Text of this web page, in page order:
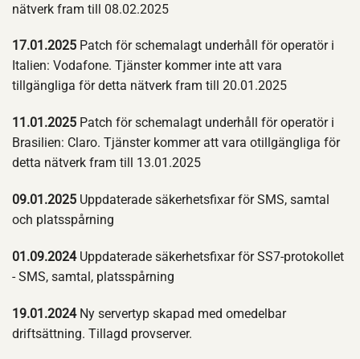
nätverk fram till 08.02.2025
17.01.2025 Patch för schemalagt underhåll för operatör i
Italien: Vodafone. Tjänster kommer inte att vara
tillgängliga för detta nätverk fram till 20.01.2025
11.01.2025 Patch för schemalagt underhåll för operatör i
Brasilien: Claro. Tjänster kommer att vara otillgängliga för
detta nätverk fram till 13.01.2025
09.01.2025 Uppdaterade säkerhetsfixar för SMS, samtal
och platsspårning
01.09.2024Uppdaterade säkerhetsfixar för SS7-protokollet
- SMS, samtal, platsspårning
19.01.2024Ny servertyp skapad med omedelbar
driftsättning. Tillagd provserver.